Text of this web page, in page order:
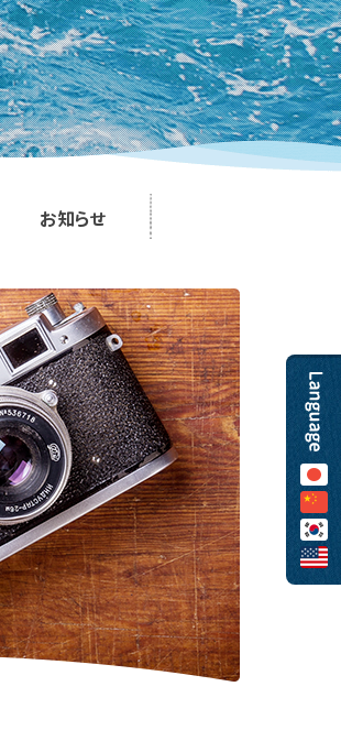
お知らせ